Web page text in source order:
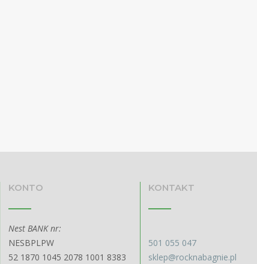
KONTO
Nest BANK nr:
NESBPLPW
52 1870 1045 2078 1001 8383
KONTAKT
501 055 047
sklep@rocknabagnie.pl